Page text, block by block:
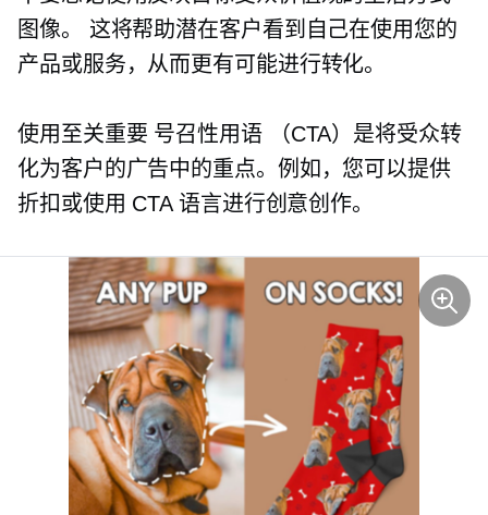
图像。 这将帮助潜在客户看到自己在使用您的
产品或服务，从而更有可能进行转化。
使用至关重要 号召性用语（CTA）是将受众转
化为客户的广告中的重点。例如，您可以提供
折扣或使用 CTA 语言进行创意创作。